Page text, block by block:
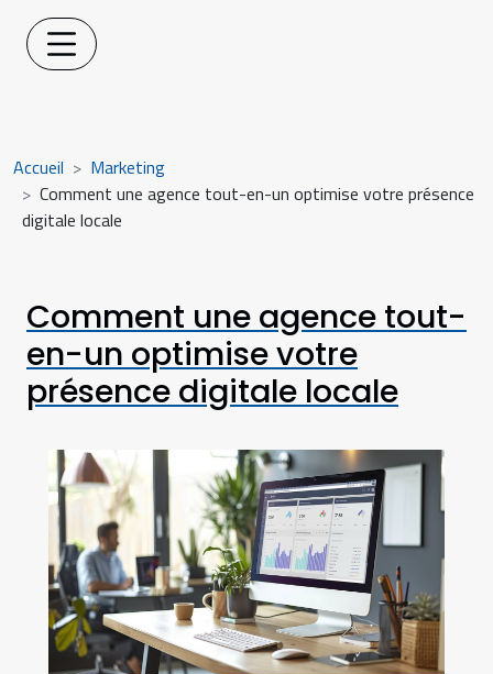
Accueil
Marketing
Comment une agence tout-en-un optimise votre présence
digitale locale
Comment une agence tout-
en-un optimise votre
présence digitale locale